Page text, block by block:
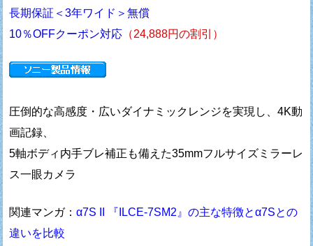
長期保証＜3年ワイド＞無償
10％OFFクーポン対応 （24,888円の割引）
圧倒的な高感度・広いダイナミックレンジを実現し、4K動
画記録、
5軸ボディ内手ブレ補正も備えた35mmフルサイズミラーレ
ス一眼カメラ
関連マンガ：α7S II 『ILCE-7SM2』の主な特徴とα7Sとの
違いを比較